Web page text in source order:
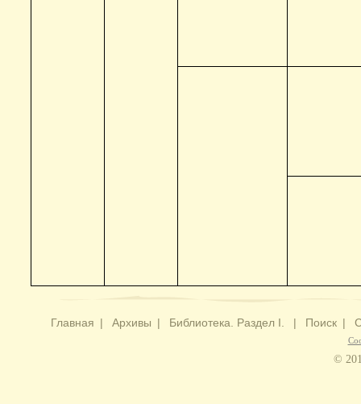
Главная | Архивы | Библиотека. Раздел I. | Поиск |
©